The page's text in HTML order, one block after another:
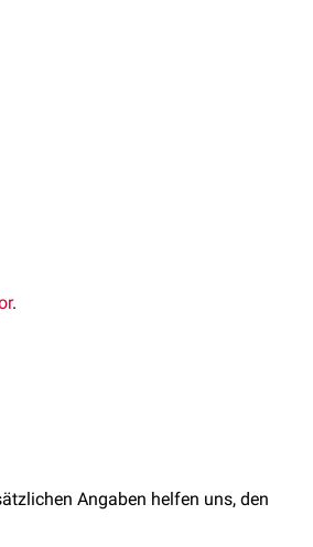
.
tibialis anterior abgeht,
der
Angaben helfen uns, den